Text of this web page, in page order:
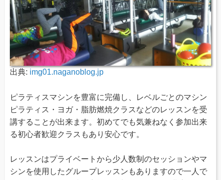
出典: img01.naganoblog.jp
ピラティスマシンを豊富に完備し、レベルごとのマシン
ピラティス・ヨガ・脂肪燃焼クラスなどのレッスンを受
講することが出来ます。初めてでも気兼ねなく参加出来
る初心者歓迎クラスもあり安心です。
レッスンはプライベートから少人数制のセッションやマ
シンを使用したグループレッスンもありますので一人で